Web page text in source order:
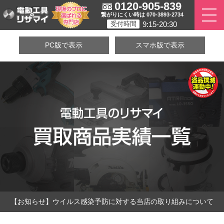
0120-905-839
繋がりにくい時は 070-3893-2734
受付時間 9:15-20:30
PC版で表示 スマホ版で表示
【お知らせ】ウイルス感染予防に対する当店の取り組みについて